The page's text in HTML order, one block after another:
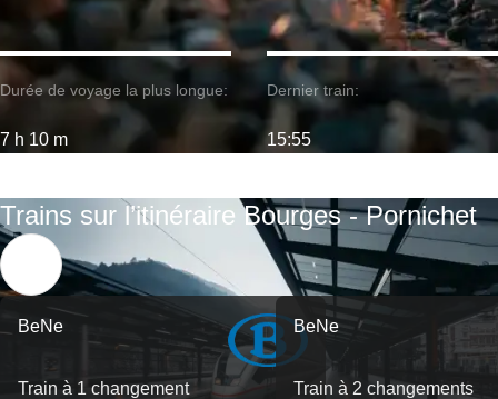
Durée de voyage la plus longue:
7 h 10 m
Dernier train:
15:55
Trains sur l’itinéraire Bourges - Pornichet
BeNe
Train à 1 changement
BeNe
Train à 2 changements